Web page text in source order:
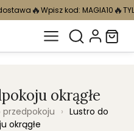
MAGIA10🔥TYLKO TERAZ: –10%
okrągłe
przedpokoju › Lustro do
okrągłe